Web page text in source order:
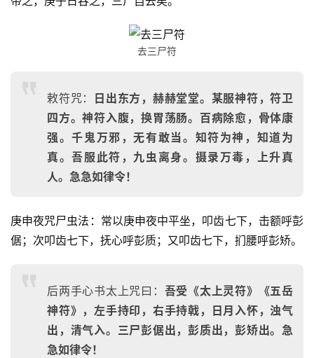
去三尸符
敕符咒：
日出东方，赫赫堂堂。某服神符，符卫
四方。神符入腹，换胃荡肠。百病除愈，骨体康
强。千鬼万邪，无有敢当。知符为神，知道为
真。吾服此符，九虫离身。摄录万毒，上升真
人。急急如律令！
庚申夜咒尸虫法：常以庚申夜中平坐，叩齿七下，击额呼彭
倨；次叩齿七下，抚心呼彭质；又叩齿七下，扪腰呼彭矫。
后两手心书太上咒曰： 吾受《太上灵符》《五岳
神符》，左手持印，右手持戟，日月入怀，浊气
出，清气入。三尸彭倨出，彭质出，彭矫出。急
急如律令！